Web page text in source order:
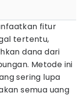
fitur
tertentu,
dana dari
Metode ini
sering lupa
semua uang